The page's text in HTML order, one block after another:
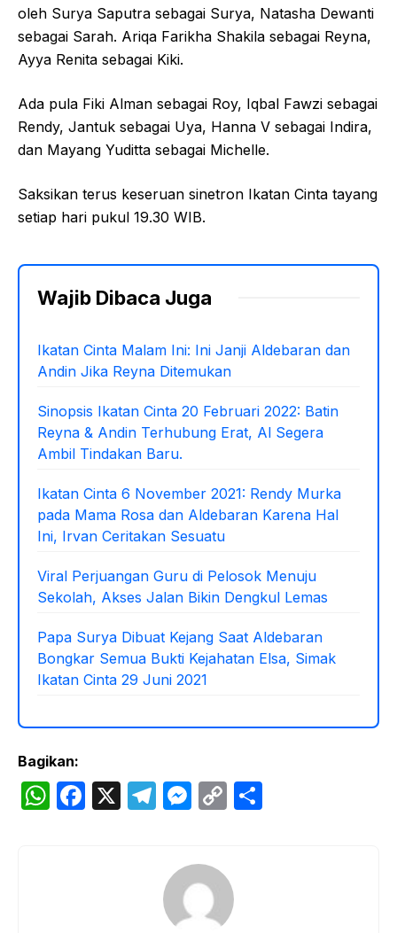
oleh Surya Saputra sebagai Surya, Natasha Dewanti
sebagai Sarah. Ariqa Farikha Shakila sebagai Reyna,
Ayya Renita sebagai Kiki.
Ada pula Fiki Alman sebagai Roy, Iqbal Fawzi sebagai
Rendy, Jantuk sebagai Uya, Hanna V sebagai Indira,
dan Mayang Yuditta sebagai Michelle.
Saksikan terus keseruan sinetron Ikatan Cinta tayang
setiap hari pukul 19.30 WIB.
Wajib Dibaca Juga
Ikatan Cinta Malam Ini: Ini Janji Aldebaran dan
Andin Jika Reyna Ditemukan
Sinopsis Ikatan Cinta 20 Februari 2022: Batin
Reyna & Andin Terhubung Erat, Al Segera
Ambil Tindakan Baru.
Ikatan Cinta 6 November 2021: Rendy Murka
pada Mama Rosa dan Aldebaran Karena Hal
Ini, Irvan Ceritakan Sesuatu
Viral Perjuangan Guru di Pelosok Menuju
Sekolah, Akses Jalan Bikin Dengkul Lemas
Papa Surya Dibuat Kejang Saat Aldebaran
Bongkar Semua Bukti Kejahatan Elsa, Simak
Ikatan Cinta 29 Juni 2021
Bagikan:
W F
X
T
gr
a
M
s
e
C
y
Li